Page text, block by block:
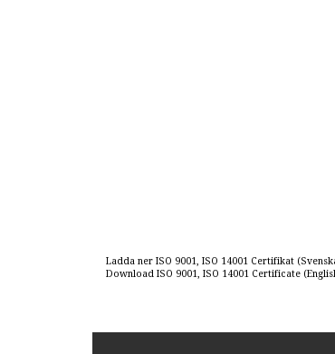
Ladda ner ISO 9001, ISO 14001 Certifikat
Download ISO 9001, ISO 14001 Certificate